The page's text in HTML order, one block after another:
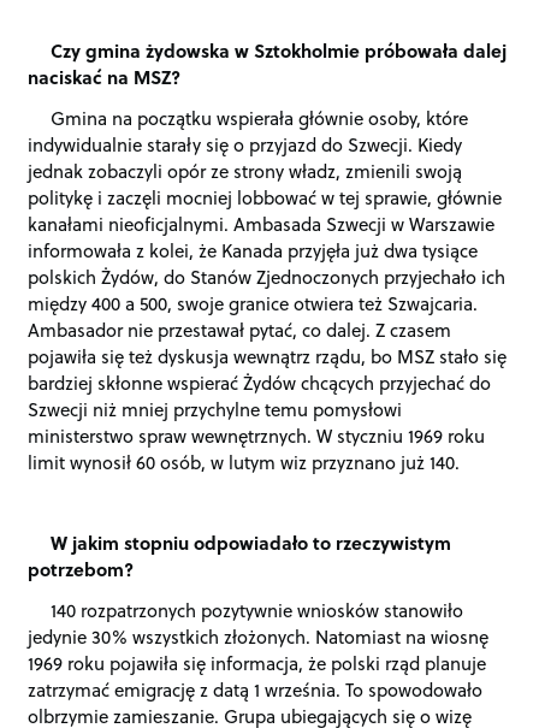
Czy gmina żydowska w Sztokholmie próbowała dalej
naciskać na MSZ?
Gmina na początku wspierała głównie osoby, które
indywidualnie starały się o przyjazd do Szwecji. Kiedy
jednak zobaczyli opór ze strony władz, zmienili swoją
politykę i zaczęli mocniej lobbować w tej sprawie, głównie
kanałami nieoficjalnymi. Ambasada Szwecji w Warszawie
informowała z kolei, że Kanada przyjęła już dwa tysiące
polskich Żydów, do Stanów Zjednoczonych przyjechało ich
między 400 a 500, swoje granice otwiera też Szwajcaria.
Ambasador nie przestawał pytać, co dalej. Z czasem
pojawiła się też dyskusja wewnątrz rządu, bo MSZ stało się
bardziej skłonne wspierać Żydów chcących przyjechać do
Szwecji niż mniej przychylne temu pomysłowi
ministerstwo spraw wewnętrznych. W styczniu 1969 roku
limit wynosił 60 osób, w lutym wiz przyznano już 140.
W jakim stopniu odpowiadało to rzeczywistym
potrzebom?
140 rozpatrzonych pozytywnie wniosków stanowiło
jedynie 30% wszystkich złożonych. Natomiast na wiosnę
1969 roku pojawiła się informacja, że polski rząd planuje
zatrzymać emigrację z datą 1 września. To spowodowało
olbrzymie zamieszanie. Grupa ubiegających się o wizę